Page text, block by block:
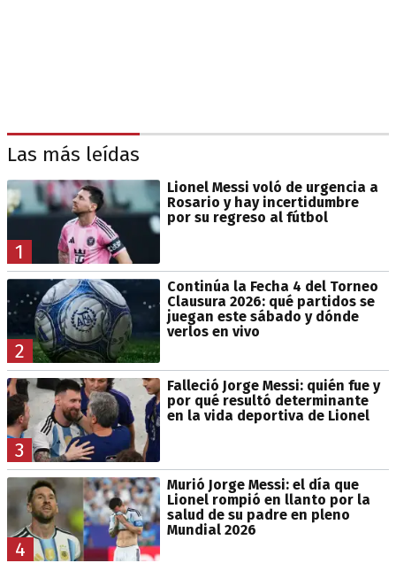
Las más leídas
1
Lionel Messi voló de urgencia a
Rosario y hay incertidumbre
por su regreso al fútbol
2
Continúa la Fecha 4 del Torneo
Clausura 2026: qué partidos se
juegan este sábado y dónde
verlos en vivo
3
Falleció Jorge Messi: quién fue y
por qué resultó determinante
en la vida deportiva de Lionel
4
Murió Jorge Messi: el día que
Lionel rompió en llanto por la
salud de su padre en pleno
Mundial 2026